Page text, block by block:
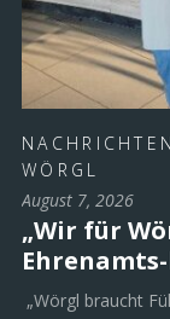
NACHRICHTEN
WÖRGL
August 7, 2026
„Wir für
„Wörgl braucht